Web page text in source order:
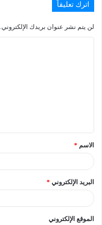
اترك تعليقاً
لن يتم نشر عنوان بريدك الإلكتروني.
الاسم *
البريد الإلكتروني *
الموقع الإلكتروني